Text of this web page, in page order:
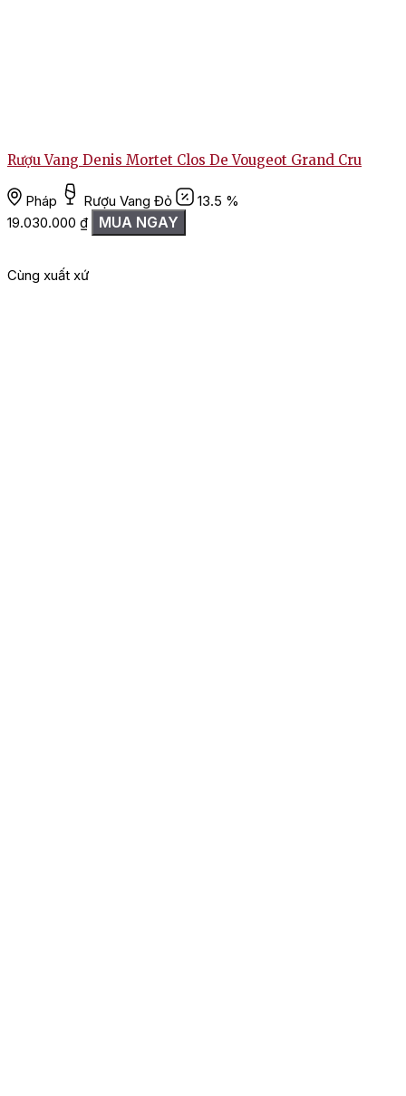
Rượu Vang Denis Mortet Clos De Vougeot Grand Cru
Pháp Rượu Vang Đỏ
13.5 %
19.030.000 ₫ MUA NGAY
Cùng xuất xứ